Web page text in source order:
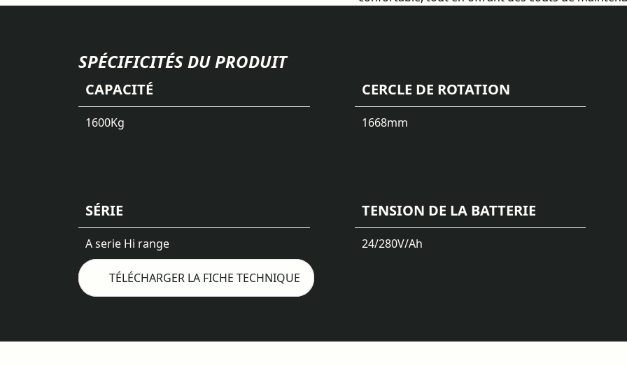
SPÉCIFICITÉS DU PRODUIT
CAPACITÉ
1600Kg
CERCLE DE ROTATION
1668mm
SÉRIE
A serie Hi range
TENSION DE LA BATTERIE
24/280V/Ah
TÉLÉCHARGER LA FICHE TECHNIQUE